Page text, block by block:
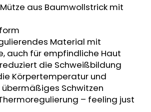
aus Baumwollstrick mit
Material mit
auch für empfindliche Haut
die Schweißbildung
Körpertemperatur und
Schwitzen
– feeling just